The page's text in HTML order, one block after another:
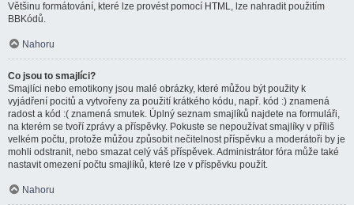
Většinu formátování, které lze provést pomocí HTML, lze nahradit použitím
BBKódů.
Nahoru
Co jsou to smajlíci?
Smajlíci nebo emotikony jsou malé obrázky, které můžou být použity k
vyjádření pocitů a vytvořeny za použití krátkého kódu, např. kód :) znamená
radost a kód :( znamená smutek. Úplný seznam smajlíků najdete na formuláři,
na kterém se tvoří zprávy a příspěvky. Pokuste se nepoužívat smajlíky v příliš
velkém počtu, protože můžou způsobit nečitelnost příspěvku a moderátoři by je
mohli odstranit, nebo smazat celý váš příspěvek. Administrátor fóra může také
nastavit omezení počtu smajlíků, které lze v příspěvku použít.
Nahoru